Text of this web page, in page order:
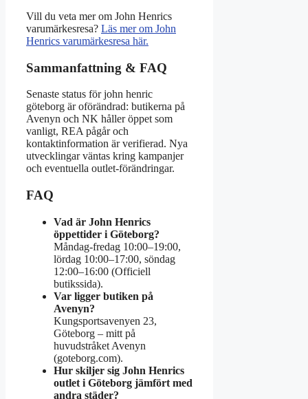
Vill du veta mer om John Henrics
varumärkesresa? Läs mer om John
Henrics varumärkesresa här.
Sammanfattning & FAQ
Senaste status för john henric
göteborg är oförändrad: butikerna på
Avenyn och NK håller öppet som
vanligt, REA pågår och
kontaktinformation är verifierad. Nya
utvecklingar väntas kring kampanjer
och eventuella outlet-förändringar.
FAQ
Vad är John Henrics
öppettider i Göteborg?
Måndag-fredag 10:00–19:00,
lördag 10:00–17:00, söndag
12:00–16:00 (Officiell
butikssida).
Var ligger butiken på
Avenyn?
Kungsportsavenyen 23,
Göteborg – mitt på
huvudstråket Avenyn
(goteborg.com).
Hur skiljer sig John Henrics
outlet i Göteborg jämfört med
andra städer?